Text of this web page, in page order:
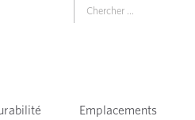
Emplacements